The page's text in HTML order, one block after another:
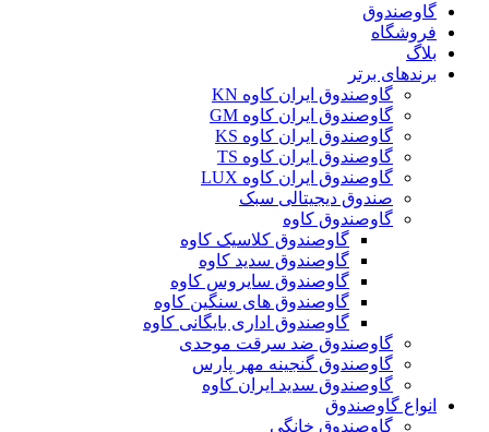
گاوصندوق
فروشگاه
بلاگ
برندهای برتر
گاوصندوق ایران کاوه KN
گاوصندوق ایران کاوه GM
گاوصندوق ایران کاوه KS
گاوصندوق ایران کاوه TS
گاوصندوق ایران کاوه LUX
صندوق دیجیتالی سبک
گاوصندوق کاوه
گاوصندوق کلاسیک کاوه
گاوصندوق سدید کاوه
گاوصندوق سایروس کاوه
گاوصندوق های سنگین کاوه
گاوصندوق اداری بایگانی کاوه
گاوصندوق ضد سرقت موحدی
گاوصندوق گنجینه مهر پارس
گاوصندوق سدید ایران کاوه
انواع گاوصندوق
گاوصندوق خانگی